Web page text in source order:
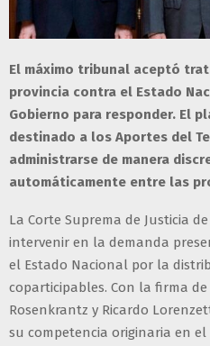
El máximo tribunal aceptó
provincia contra el Estado
Gobierno para responder. El
destinado a los Aportes del
administrarse de manera
automáticamente entre las
La Corte Suprema de Justicia
intervenir en la demanda
el Estado Nacional por la
coparticipables. Con la firma
Rosenkrantz y Ricardo
su competencia originaria en